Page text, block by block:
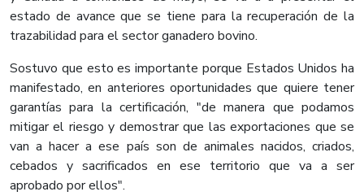
estado de avance que se tiene para la recuperación de la
trazabilidad para el sector ganadero bovino.
Sostuvo que esto es importante porque Estados Unidos ha
manifestado, en anteriores oportunidades que quiere tener
garantías para la certificación, "de manera que podamos
mitigar el riesgo y demostrar que las exportaciones que se
van a hacer a ese país son de animales nacidos, criados,
cebados y sacrificados en ese territorio que va a ser
aprobado por ellos".